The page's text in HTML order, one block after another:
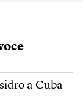
a Cuba